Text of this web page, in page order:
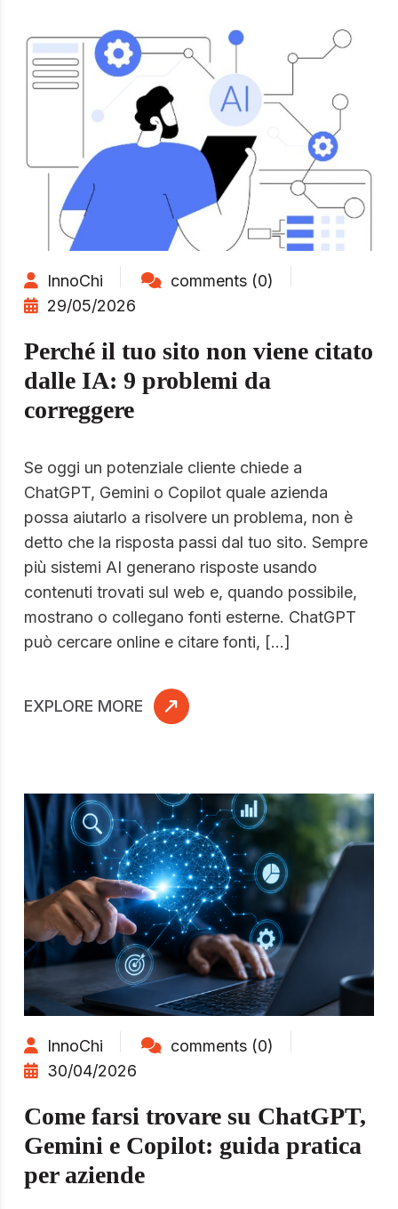
InnoChi
comments (0)
29/05/2026
Perché il tuo sito non viene citato
dalle IA: 9 problemi da
correggere
Se oggi un potenziale cliente chiede a
ChatGPT, Gemini o Copilot quale azienda
possa aiutarlo a risolvere un problema, non è
detto che la risposta passi dal tuo sito. Sempre
più sistemi AI generano risposte usando
contenuti trovati sul web e, quando possibile,
mostrano o collegano fonti esterne. ChatGPT
può cercare online e citare fonti, […]
EXPLORE MORE
InnoChi
comments (0)
30/04/2026
Come farsi trovare su ChatGPT,
Gemini e Copilot: guida pratica
per aziende